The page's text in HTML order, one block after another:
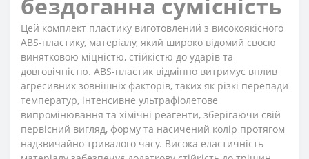
Цей комплект пластику виготовлений з високоякісного
ABS-пластику, матеріалу, який широко відомий своєю
винятковою міцністю, стійкістю до ударів та
довговічністю. ABS-пластик відмінно витримує вплив
агресивних зовнішніх факторів, таких як різкі перепади
температур, інтенсивне ультрафіолетове
випромінювання та хімічні реагенти, зберігаючи свій
первісний вигляд, форму та насичений колір протягом
надзвичайно тривалого часу. Висока еластичність